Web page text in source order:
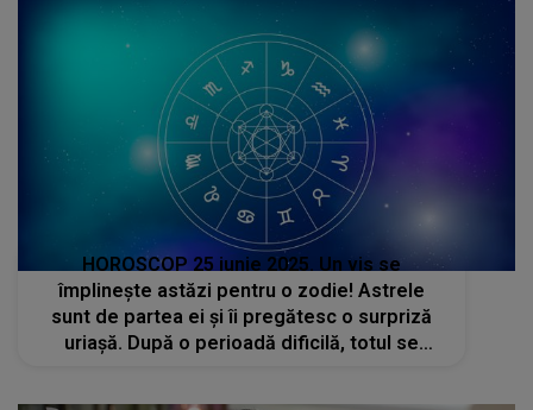
HOROSCOP 25 iunie 2025. Un vis se
împlinește astăzi pentru o zodie! Astrele
sunt de partea ei și îi pregătesc o surpriză
uriașă. După o perioadă dificilă, totul se